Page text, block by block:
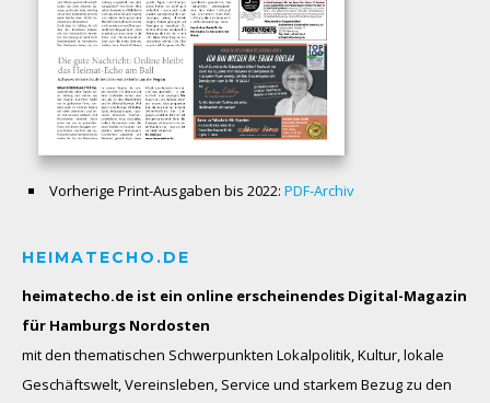
Vorherige Print-Ausgaben bis 2022: PDF-Archiv
HEIMATECHO.DE
heimatecho.de ist ein online erscheinendes Digital-Magazin
für Hamburgs Nordosten
mit den thematischen Schwerpunkten Lokalpolitik, Kultur, lokale
Geschäftswelt, Vereinsleben, Service und starkem Bezug zu den